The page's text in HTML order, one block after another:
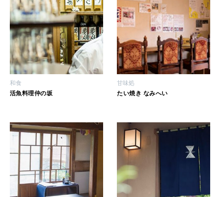
2026年9月号「北海道 おいしく遊ぶ、夏のご褒美旅。」
2026年8月号『お茶の時間です。』
2026年7月号「鎌倉 ローカルが 教えてくれた 本当の歩き方。」
2026年6月号「大銀座 トレンドが生まれる 新しい一流店へ。」
2026年5月号「“大好き”に出会いに。韓国」
2026年4月号「未来をつくる、学びの教科書。」
2026年3月号「スイーツ予想図 2026」
2026年2月号「良運を掴む 新・開運術。」
MAGAZINE MOOK
和食
活魚料理仲の坂
甘味処
たい焼き なみへい